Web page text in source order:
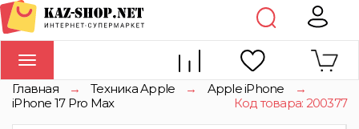
Toggle
navigation
Главная → Техника Apple → Apple iPhone
→
iPhone 17 Pro Max
Код товара: 200377